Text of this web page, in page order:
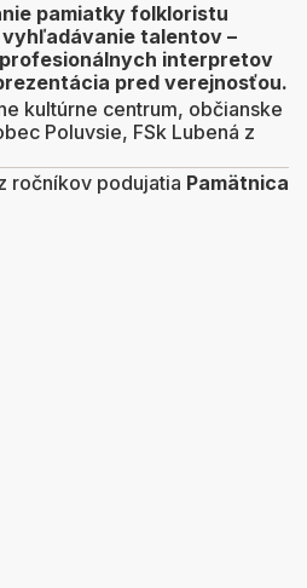
pamiatky folkloristu
talentov –
interpretov
pred verejnosťou.
kultúrne centrum, občianske
Poluvsie, FSk Lubená z
ročníkov podujatia Pamätnica